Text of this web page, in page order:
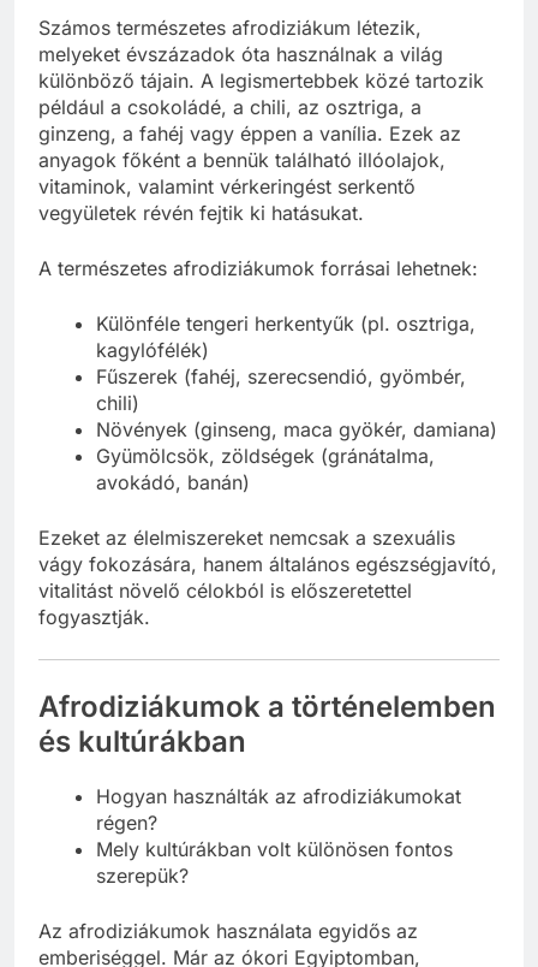
Számos természetes afrodiziákum létezik,
melyeket évszázadok óta használnak a világ
különböző tájain. A legismertebbek közé tartozik
például a csokoládé, a chili, az osztriga, a
ginzeng, a fahéj vagy éppen a vanília. Ezek az
anyagok főként a bennük található illóolajok,
vitaminok, valamint vérkeringést serkentő
vegyületek révén fejtik ki hatásukat.
A természetes afrodiziákumok forrásai lehetnek:
Különféle tengeri herkentyűk (pl. osztriga,
kagylófélék)
Fűszerek (fahéj, szerecsendió, gyömbér,
chili)
Növények (ginseng, maca gyökér, damiana)
Gyümölcsök, zöldségek (gránátalma,
avokádó, banán)
Ezeket az élelmiszereket nemcsak a szexuális
vágy fokozására, hanem általános egészségjavító,
vitalitást növelő célokból is előszeretettel
fogyasztják.
Afrodiziákumok a történelemben
és kultúrákban
Hogyan használták az afrodiziákumokat
régen?
Mely kultúrákban volt különösen fontos
szerepük?
Az afrodiziákumok használata egyidős az
emberiséggel. Már az ókori Egyiptomban,